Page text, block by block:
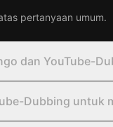
pertanyaan umum.
dan YouTube-
Dubbing untuk